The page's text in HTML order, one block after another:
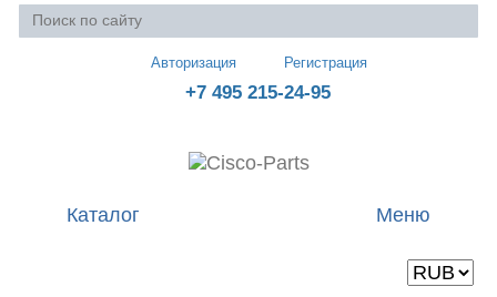
Авторизация Регистрация
+7 495 215-24-95
Меню
Каталог